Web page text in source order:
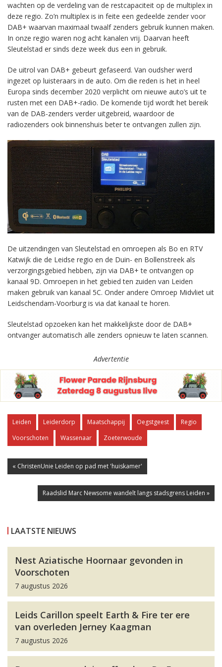
wachten op de verdeling van de restcapaciteit op de multiplex in
deze regio. Zo’n multiplex is in feite een gedeelde zender voor
DAB+ waarvan maximaal twaalf zenders gebruik kunnen maken.
In onze regio waren nog acht kanalen vrij. Daarvan heeft
Sleutelstad er sinds deze week dus een in gebruik.
De uitrol van DAB+ gebeurt gefaseerd. Van oudsher werd
ingezet op luisteraars in de auto. Om die reden is het in heel
Europa sinds december 2020 verplicht om nieuwe auto’s uit te
rusten met een DAB+-radio. De komende tijd wordt het bereik
van de DAB-zenders verder uitgebreid, waardoor de
radiozenders ook binnenshuis beter te ontvangen zullen zijn.
De uitzendingen van Sleutelstad en omroepen als Bo en RTV
Katwijk die de Leidse regio en de Duin- en Bollenstreek als
verzorgingsgebied hebben, zijn via DAB+ te ontvangen op
kanaal 9D. Omroepen in het gebied ten zuiden van Leiden
maken gebruik van kanaal 5C. Onder andere Omroep Midvliet uit
Leidschendam-Voorburg is via dat kanaal te horen.
Sleutelstad opzoeken kan het makkelijkste door de DAB+
ontvanger automatisch alle zenders opnieuw te laten scannen.
Advertentie
Leiden Leiderdorp Maatschappij Oegstgeest
Regio
Voorschoten
Wassenaar Zoeterwoude
« ChristenUnie Leiden op pad met 'huiskamer'
Raadslid Marc Newsome wandelt langs stadsgrens Leiden »
LAATSTE NIEUWS
Nest Aziatische Hoornaar gevonden in
Voorschoten
7 augustus 2026
Leids Carillon speelt Earth & Fire ter ere
van overleden Jerney Kaagman
7 augustus 2026